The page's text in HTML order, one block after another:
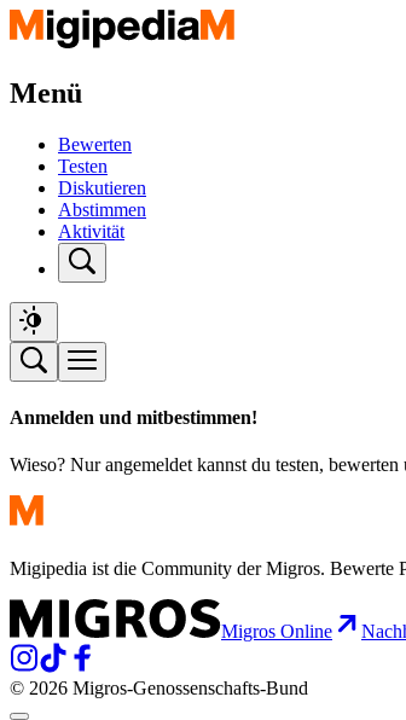
Menü
Bewerten
Testen
Diskutieren
Abstimmen
Aktivität
Anmelden und mitbestimmen!
Wieso? Nur angemeldet kannst du testen,
Migipedia ist die Community der Migros. Bewerte
Migros Online
© 2026 Migros-Genossenschafts-Bund